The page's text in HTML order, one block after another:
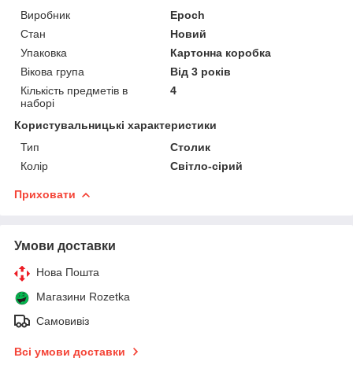
Виробник
Epoch
Стан
Новий
Упаковка
Картонна коробка
Вікова група
Від 3 років
Кількість предметів в
наборі
4
Користувальницькі характеристики
Тип
Столик
Колір
Світло-сірий
Приховати
Умови доставки
Нова Пошта
Магазини Rozetka
Самовивіз
Всі умови доставки